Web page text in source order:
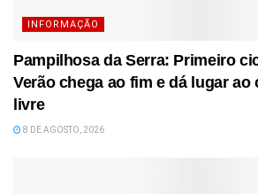
INFORMAÇÃO
Pampilhosa da Serra: Primeiro
Verão chega ao fim e dá lugar ao
livre
8 DE AGOSTO, 2026